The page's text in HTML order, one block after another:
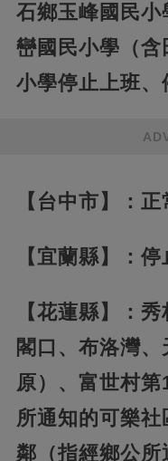
石鄉玉峰國民
巒國民小學（
小學停止上班、
【台中市】：
【宜蘭縣】：
【花蓮縣】：
閣口、布洛灣
原）、富世村
所通知的可樂
鄰（指經鄉公